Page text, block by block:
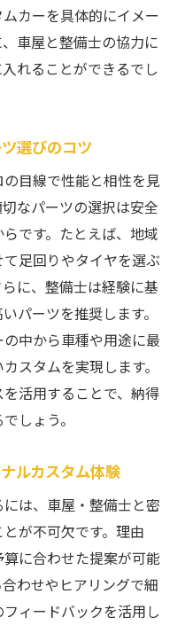
カーを具体的にイメー
車屋と整備士の協力に
れることができるでし
選びのコツ
目線で性能と相性を見
なパーツの選択は安全
です。たとえば、地域
足回りやタイヤを選ぶ
に、整備士は経験に基
パーツを推奨します。
中から車種や用途に最
スタムを実現します。
活用することで、納得
しょう。
ルカスタム体験
は、車屋・整備士と密
が不可欠です。理由
に合わせた提案が可能
わせやヒアリングで細
ィードバックを活用し